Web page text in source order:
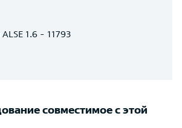
1.6 - 11793
совместимое с этой